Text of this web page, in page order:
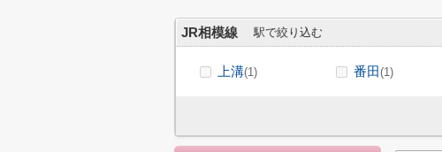
JR相模線 駅で絞り込む
上溝(1) 番田(1)